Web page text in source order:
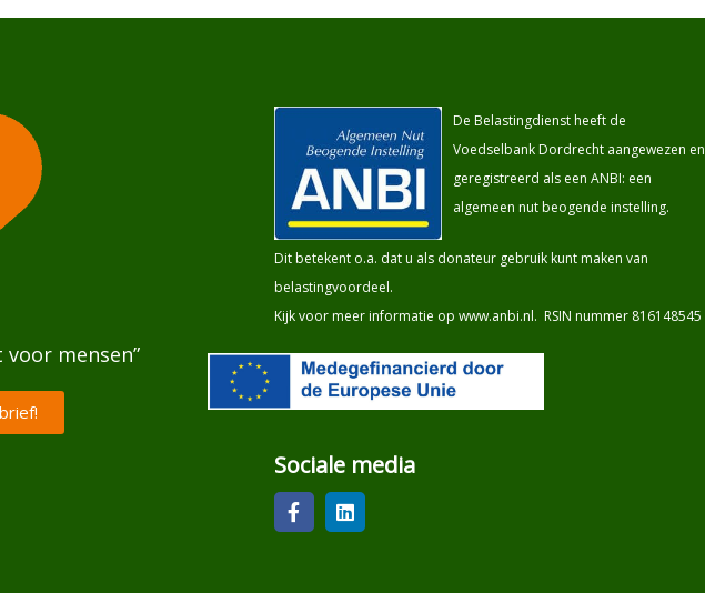
mensen”
De Belastingdienst heeft de
Voedselbank Dordrecht aangewezen en
geregistreerd als een ANBI: een
algemeen nut beogende instelling.
Dit betekent o.a. dat u als donateur gebruik kunt maken van
belastingvoordeel.
Kijk voor meer informatie op www.anbi.nl. RSIN nummer 816148545
Sociale media